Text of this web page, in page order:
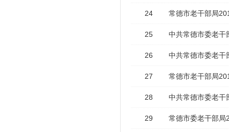
24 常德市老干部局
25 中共常德市委老干
26 中共常德市委老干
27 常德市老干部局
28 中共常德市委老干
29 常德市委老干部局